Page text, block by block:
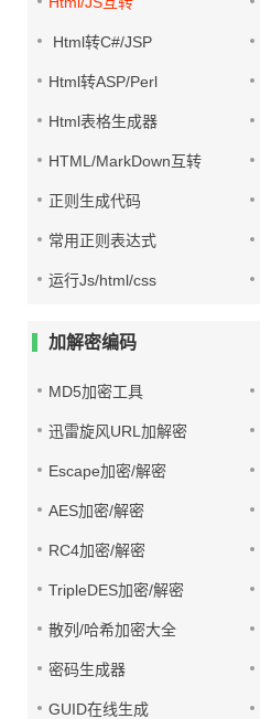
Html转C#/JSP
Html转ASP/Perl
Html表格生成器
HTML/MarkDown互转
正则生成代码
常用正则表达式
运行Js/html/css
加解密编码
MD5加密工具
迅雷旋风URL加解密
Escape加密/解密
AES加密/解密
RC4加密/解密
TripleDES加密/解密
散列/哈希加密大全
密码生成器
GUID在线生成